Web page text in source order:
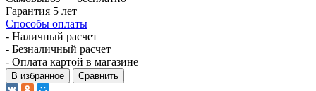
Гарантия 5 лет
Способы оплаты
- Наличный расчет
- Безналичный расчет
- Оплата картой в магазине
В избранное Сравнить